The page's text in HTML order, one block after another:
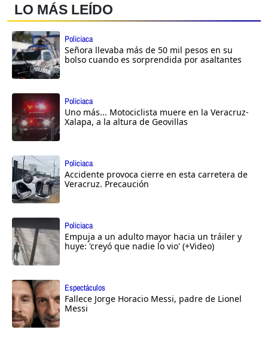
LO MÁS LEÍDO
Policiaca
Señora llevaba más de 50 mil pesos en su
bolso cuando es sorprendida por asaltantes
Policiaca
Uno más... Motociclista muere en la Veracruz-
Xalapa, a la altura de Geovillas
Policiaca
Accidente provoca cierre en esta carretera de
Veracruz. Precaución
Policiaca
Empuja a un adulto mayor hacia un tráiler y
huye: 'creyó que nadie lo vio' (+Video)
Espectáculos
Fallece Jorge Horacio Messi, padre de Lionel
Messi